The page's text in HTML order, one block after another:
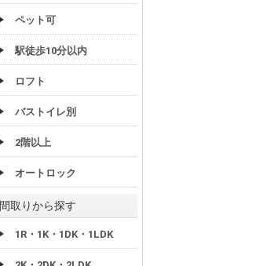
ペット可
駅徒歩10分以内
ロフト
バストイレ別
2階以上
オートロック
間取りから探す
1R・1K・1DK・1LDK